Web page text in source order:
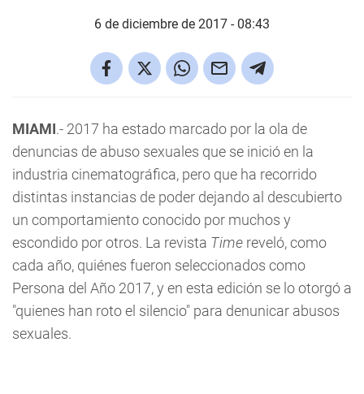
6 de diciembre de 2017 - 08:43
MIAMI.- 2017 ha estado marcado por la ola de
denuncias de abuso sexuales que se inició en la
industria cinematográfica, pero que ha recorrido
distintas instancias de poder dejando al descubierto
un comportamiento conocido por muchos y
escondido por otros. La revista Time reveló, como
cada año, quiénes fueron seleccionados como
Persona del Año 2017, y en esta edición se lo otorgó a
"quienes han roto el silencio" para denunicar abusos
sexuales.